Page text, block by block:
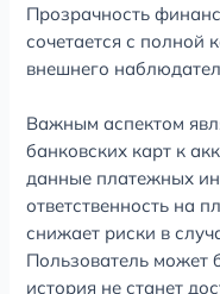
Прозрачность
сочетается с полной
внешнего
Важным аспектом
банковских карт к
данные платежных
ответственность на
снижает риски в
Пользователь может
история не станет